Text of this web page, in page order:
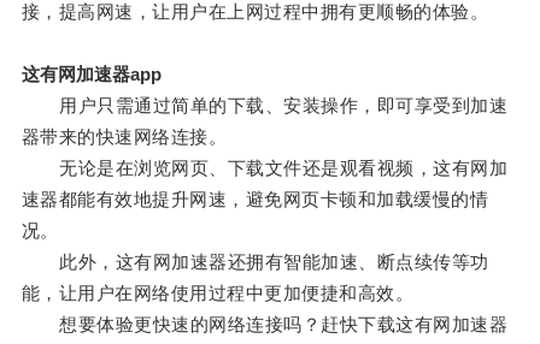
接，提高网速，让用户在上网过程中拥有更顺畅的体验。
这有网加速器app
用户只需通过简单的下载、安装操作，即可享受到加速
器带来的快速网络连接。
无论是在浏览网页、下载文件还是观看视频，这有网加
速器都能有效地提升网速，避免网页卡顿和加载缓慢的情
况。
此外，这有网加速器还拥有智能加速、断点续传等功
能，让用户在网络使用过程中更加便捷和高效。
想要体验更快速的网络连接吗？赶快下载这有网加速器